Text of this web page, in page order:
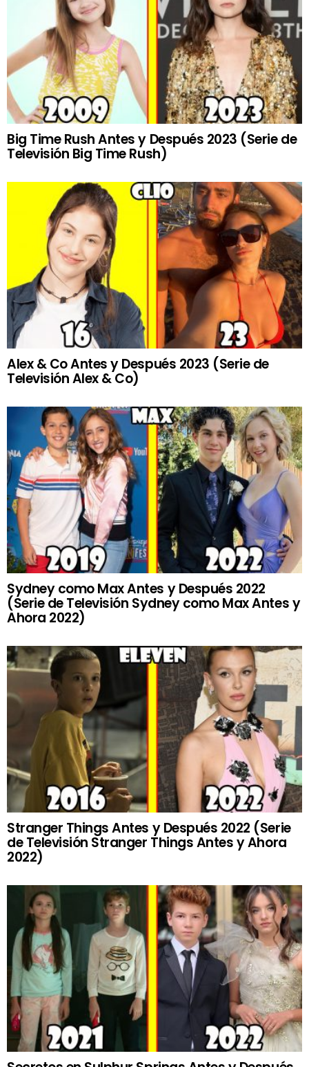
Big Time Rush Antes y Después 2023 (Serie de
Televisión Big Time Rush)
Alex & Co Antes y Después 2023 (Serie de
Televisión Alex & Co)
Sydney como Max Antes y Después 2022
(Serie de Televisión Sydney como Max Antes y
Ahora 2022)
Stranger Things Antes y Después 2022 (Serie
de Televisión Stranger Things Antes y Ahora
2022)